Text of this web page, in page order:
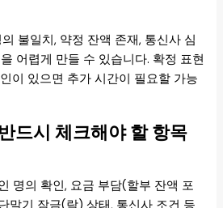
불일치, 약정 잔액 존재, 통신사 심
어렵게 만들 수 있습니다. 확정 표현
이 있으면 추가 시간이 필요할 가능
드시 체크해야 할 항목
명의 확인, 요금 부담(할부 잔액 포